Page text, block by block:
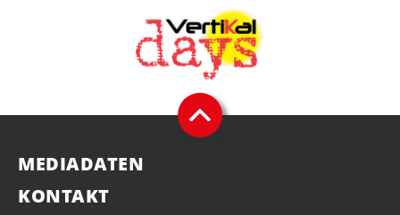
MEDIADATEN
KONTAKT